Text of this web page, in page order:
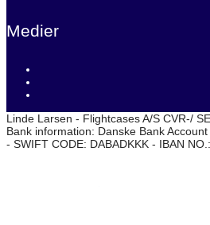
Medier
Linde Larsen - Flightcases A/S CVR-/
Bank information: Danske Bank
- SWIFT CODE: DABADKKK - IBAN